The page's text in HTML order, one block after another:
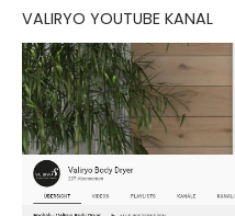
VALIRYO YOUTUBE KANAL